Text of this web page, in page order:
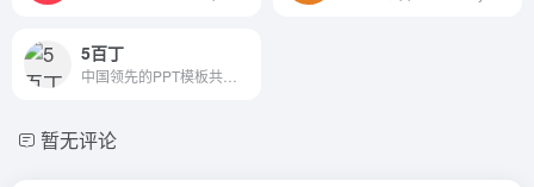
5百丁
暂无评论